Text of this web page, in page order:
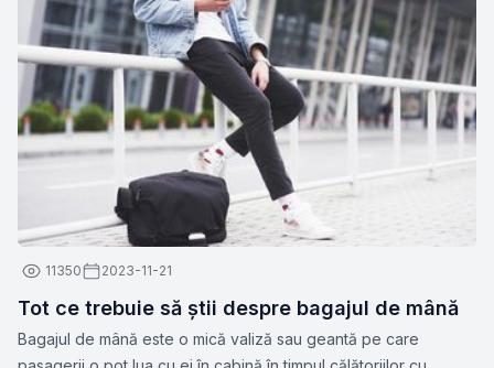
11350 2023-11-21
Tot ce trebuie să știi despre bagajul de mână
Bagajul de mână este o mică valiză sau geantă pe care